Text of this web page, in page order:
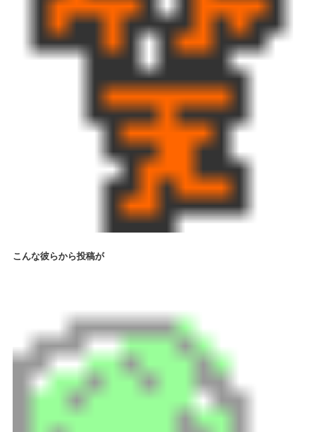
こんな彼らから投稿が